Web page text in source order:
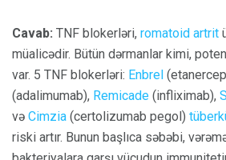
Cavab: TNF blokerləri, romatoid artrit
müalicədir. Bütün dərmanlar kimi,
var. 5 TNF blokerləri: Enbrel
(adalimumab), Remicade (infliximab),
və Cimzia (certolizumab pegol)
riski artır. Bunun başlıca səbəbi,